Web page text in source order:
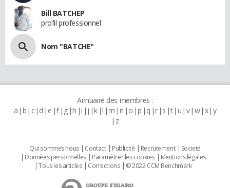
Bill BATCHEP
profil professionnel
Nom "BATCHE"
Annuaire des membres :
a b c d e f g h i j k l m n o p q r s t u v w x y
z
Qui sommes nous Contact Publicité Recrutement
Societé
Données personnelles
Paramétrer les cookies
Mentions légales
Tous les articles
Corrections © 2022 CCM Benchmark